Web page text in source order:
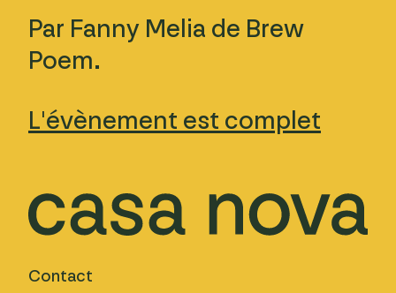
Par Fanny Melia de Brew
Poem.
L'évènement est complet
Contact